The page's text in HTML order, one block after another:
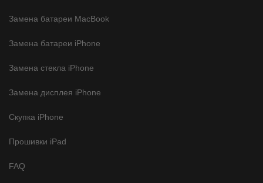
Замена батареи MacBook
Замена батареи iPhone
Замена стекла iPhone
Замена дисплея iPhone
Скупка iPhone
Прошивки iPad
FAQ